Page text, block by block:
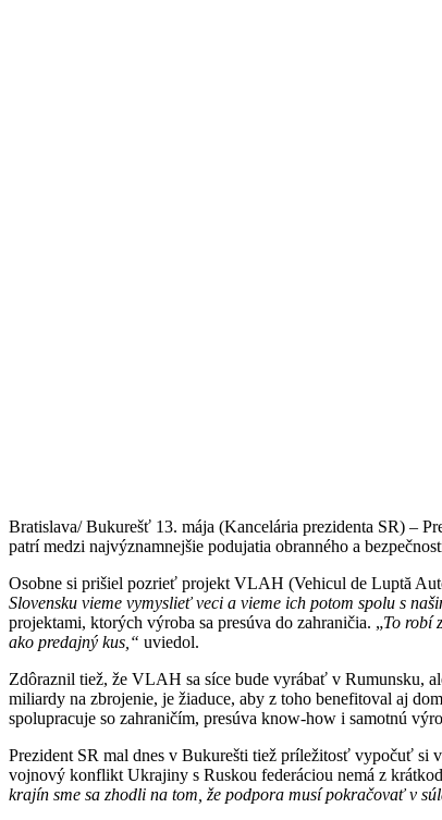
Bratislava/ Bukurešť 13. mája (Kancelária prezidenta SR) –
patrí medzi najvýznamnejšie podujatia obranného a
Osobne si prišiel pozrieť projekt VLAH (Vehicul de Luptă
Slovensku vieme vymyslieť veci a vieme ich potom spolu s
projektami, ktorých výroba sa presúva do zahraničia. „To robí
ako predajný kus,“ uviedol.
Zdôraznil tiež, že VLAH sa síce bude vyrábať v Rumunsku,
miliardy na zbrojenie, je žiaduce, aby z toho benefitoval aj
spolupracuje so zahraničím, presúva know-how i samotnú
Prezident SR mal dnes v Bukurešti tiež príležitosť vypočuť si
vojnový konflikt Ukrajiny s Ruskou federáciou nemá z
krajín sme sa zhodli na tom, že podpora musí pokračovať v